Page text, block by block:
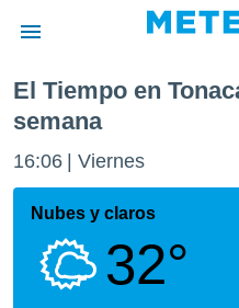
de
para
la
calidad.
a este
El Tiempo en
semana
16:06 Viernes
Nubes y claros
32°